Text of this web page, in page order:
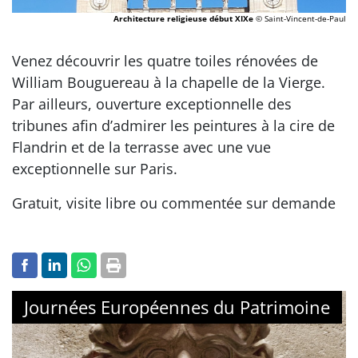
Architecture religieuse début XIXe © Saint-Vincent-de-Paul
Venez découvrir les quatre toiles rénovées de
William Bouguereau à la chapelle de la Vierge.
Par ailleurs, ouverture exceptionnelle des
tribunes afin d’admirer les peintures à la cire de
Flandrin et de la terrasse avec une vue
exceptionnelle sur Paris.
Gratuit, visite libre ou commentée sur demande
Journées Européennes du Patrimoine